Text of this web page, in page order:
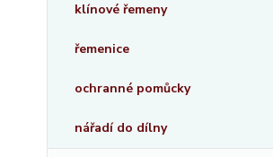
klínové řemeny
řemenice
ochranné pomůcky
nářadí do dílny